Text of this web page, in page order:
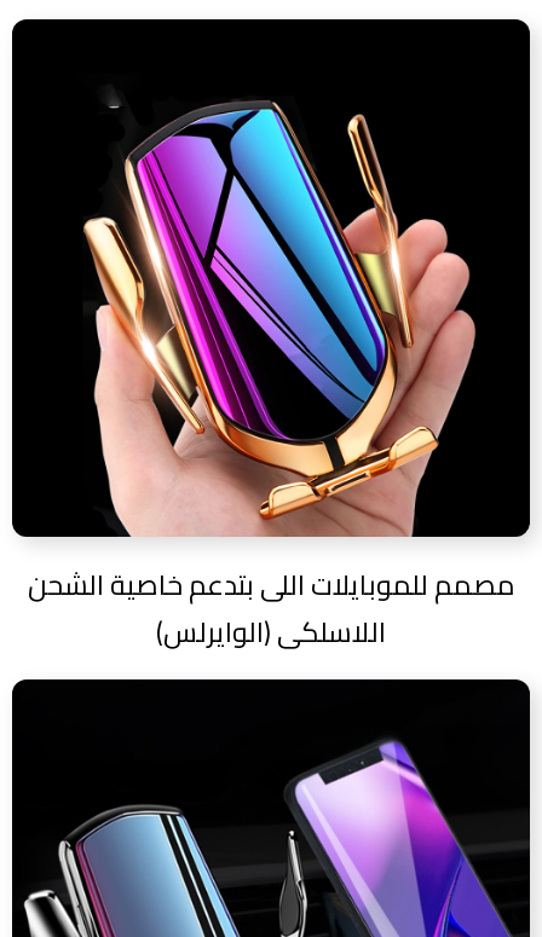
مصمم للموبايلات اللى بتدعم خاصية الشحن
اللاسلكى (الوايرلس)